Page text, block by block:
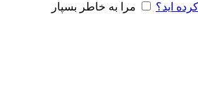
اید؟ مرا به خاطر بسپار